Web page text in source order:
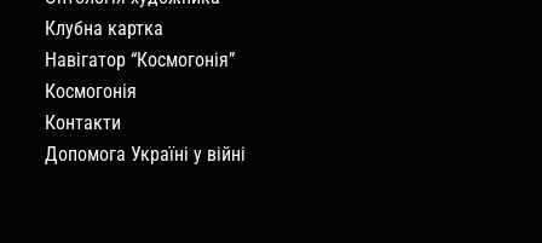
Клубна картка
Навігатор “Космогонія”
Космогонія
Контакти
Допомога Україні у війні